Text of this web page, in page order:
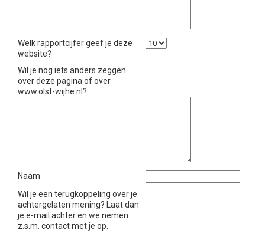
Welk rapportcijfer geef je deze
website?
Wil je nog iets anders zeggen
over deze pagina of over
www.olst-wijhe.nl?
Naam
Wil je een terugkoppeling over je
achtergelaten mening? Laat dan
je e-mail achter en we nemen
z.s.m. contact met je op.